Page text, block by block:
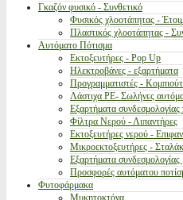
Γκαζόν φυσικό - Συνθετικό
Φυσικός χλοοτάπητας -
Πλαστικός χλοοτάπητας -
Αυτόματο Πότισμα
Εκτοξευτήρες - Pop Up
Ηλεκτροβάνες - εξαρτήματα
Προγραμματιστές -
Λάστιχα PE- Σωλήνες
Εξαρτήματα συνδεσμολογίας
Φίλτρα Νερού - Λιπαντήρες
Εκτοξευτήρες νερού -
Μικροεκτοξευτήρες -
Εξαρτήματα συνδεσμολογίας
Προσφορές αυτόματου
Φυτοφάρμακα
Μυκητοκτόνα